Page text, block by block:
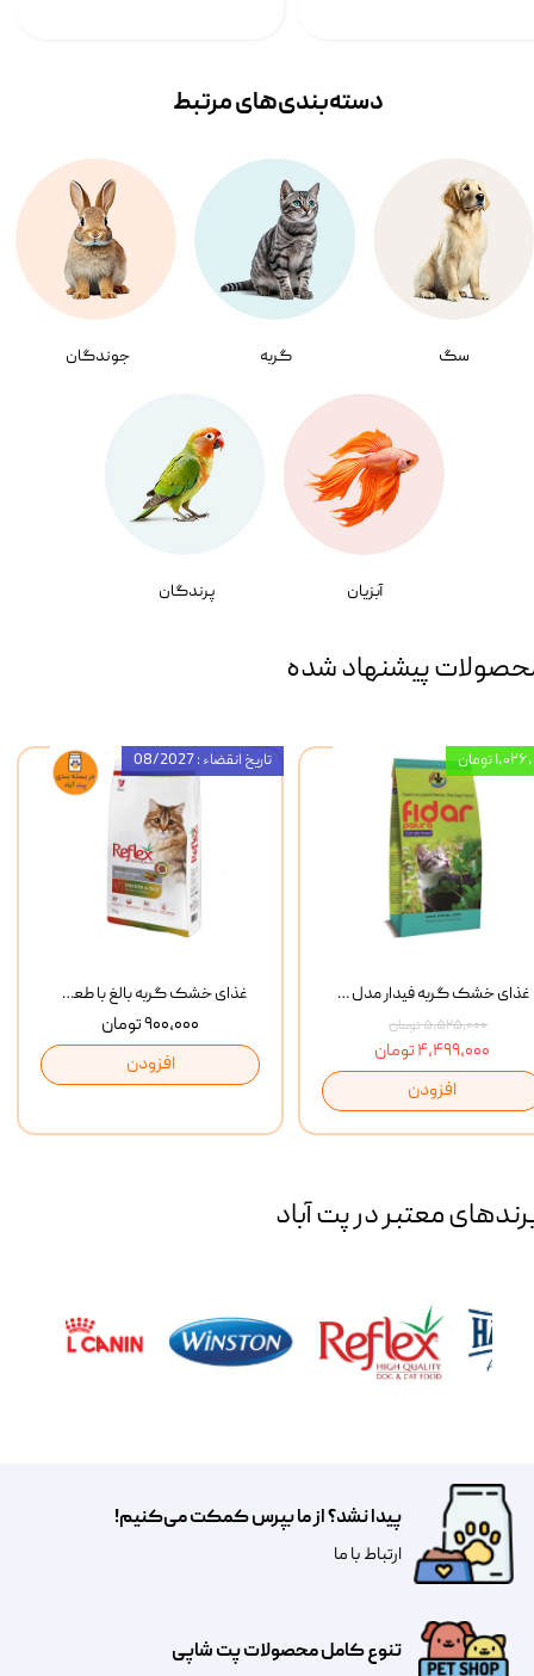
سگ گربه جوندگان
آبزیان پرندگان
دسته‌بندی‌‌های مرتبط
پیشنهاد شده
غذای خشک گربه بالغ با طعم مرغ و برنج رفلکس Reflex Multi Color Chicken And Rice وزن 1 کیلوگرم
۹۰۰,۰۰۰ تومان
افزودن
تاریخ انقضاء : 08/2027
غذای خشک گربه فیدار مدل Adult وزن 10 کیلوگرم
۵,۵۲۵,۰۰۰ تومان
۴,۴۹۹,۰۰۰ تومان
افزودن
تومان
معتبر در پت آباد
تنوع کامل محصولات پت شاپی
پیدا نشد؟ از ما بپرس کمکت می‌کنیم!
​​​ارتباط با ما